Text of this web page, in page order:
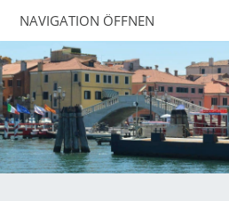
NAVIGATION ÖFFNEN